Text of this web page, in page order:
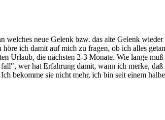
neue Gelenk bzw. das alte Gelenk
ich damit auf mich zu fragen, ob ich alles
die nächsten 2-3 Monate. Wie lange
wer hat Erfahrung damit, wann ich merke,
bekomme sie nicht mehr, ich bin seit einem